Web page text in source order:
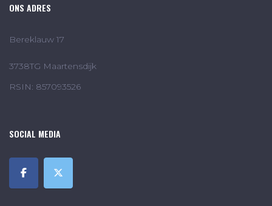
ONS ADRES
Bereklauw 17
3738TG Maartensdijk
RSIN: 857093526
SOCIAL MEDIA